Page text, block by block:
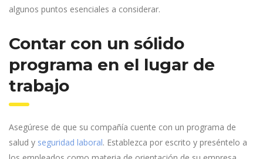
algunos puntos esenciales a considerar.
Contar con un sólido
programa en el lugar de
trabajo
Asegúrese de que su compañía cuente con un programa de
salud y seguridad laboral. Establezca por escrito y preséntelo a